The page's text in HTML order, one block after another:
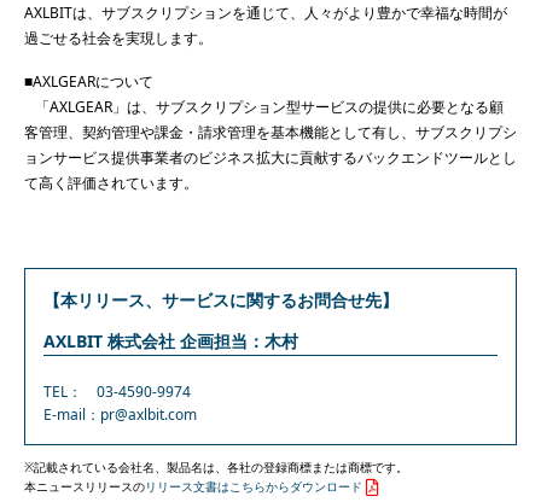
AXLBITは、サブスクリプションを通じて、⼈々がより豊かで幸福な時間が
過ごせる社会を実現します。
■AXLGEARについて
「AXLGEAR」は、サブスクリプション型サービスの提供に必要となる顧
客管理、契約管理や課⾦・請求管理を基本機能として有し、サブスクリプシ
ョンサービス提供事業者のビジネス拡⼤に貢献するバックエンドツールとし
て⾼く評価されています。
【本リリース、サービスに関するお問合せ先】
AXLBIT 株式会社 企画担当：木村
TEL： 03-4590-9974
E-mail： pr@axlbit.com
※記載されている会社名、製品名は、各社の登録商標または商標です。
本ニュースリリースのリリース文書はこちらからダウンロード